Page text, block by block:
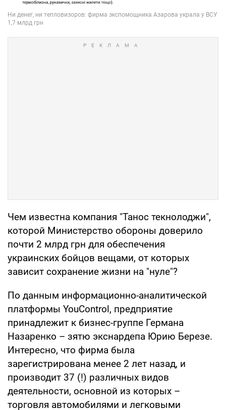
Чем известна компания "Танос текнолоджи",
которой Министерство обороны доверило
почти 2 млрд грн для обеспечения
украинских бойцов вещами, от которых
зависит сохранение жизни на "нуле"?
По данным информационно-аналитической
платформы YouControl, предприятие
принадлежит к бизнес-группе Германа
Назаренко – зятю экснардепа Юрию Березе.
Интересно, что фирма была
зарегистрирована менее 2 лет назад, и
производит 37 (!) различных видов
деятельности, основной из которых –
торговля автомобилями и легковыми